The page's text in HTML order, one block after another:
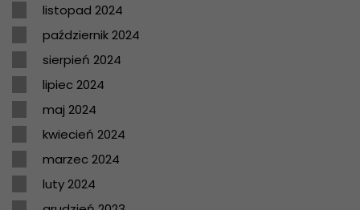
listopad 2024
październik 2024
sierpień 2024
lipiec 2024
maj 2024
kwiecień 2024
marzec 2024
luty 2024